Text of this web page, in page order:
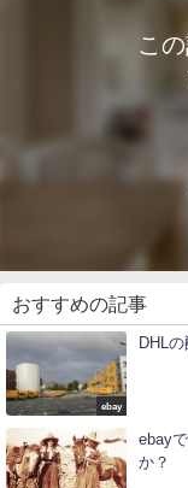
こ
おすすめの記事
ebay
DHL
ebay
か？